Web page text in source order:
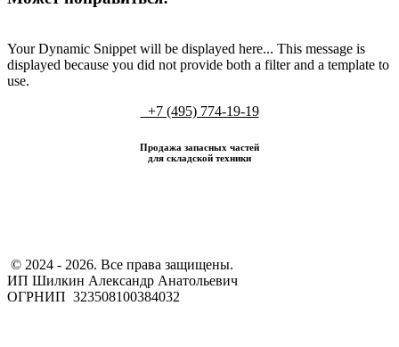
Your Dynamic Snippet will be displayed here... This message is
displayed because you did not provide both a filter and a template to
use.
+7 (495) 774-19-19
Продажа запасных частей
для складской техники
​ © 2024 - 2026. Все права защищены.
ИП Шилкин Александр Анатольевич
ОГРНИП 323508100384032